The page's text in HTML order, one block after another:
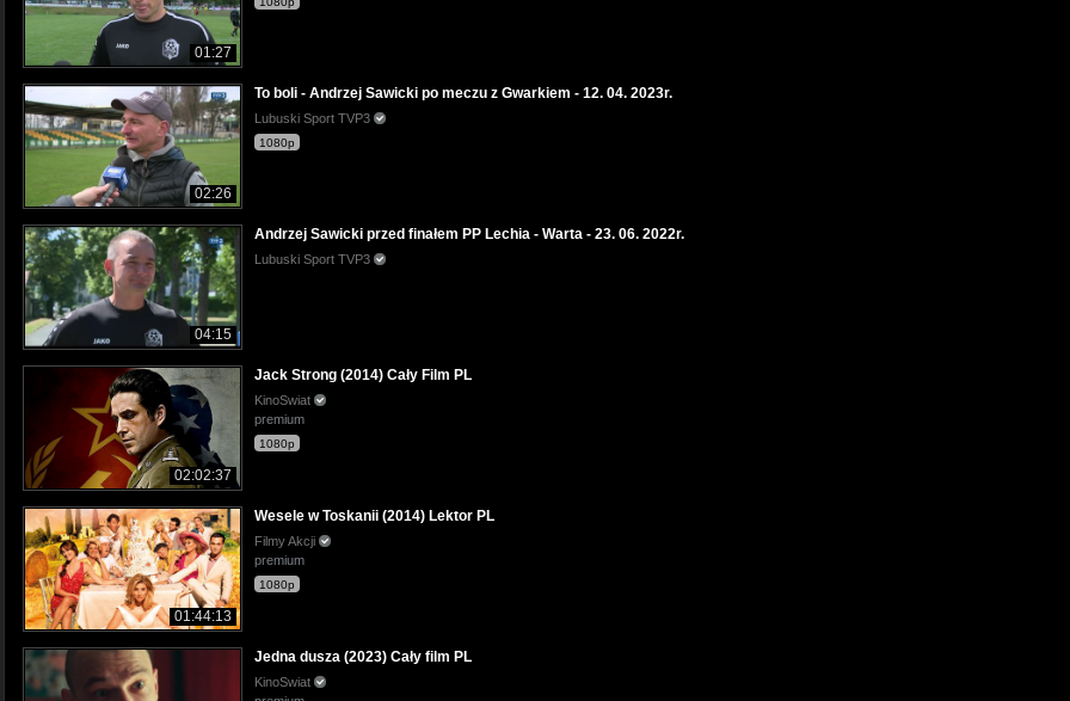
01:27
02:26
To boli - Andrzej Sawicki po meczu z Gwarkiem - 12. 04. 2023r.
Lubuski Sport TVP3
1080p
04:15
Andrzej Sawicki przed finałem PP Lechia - Warta - 23. 06. 2022r.
Lubuski Sport TVP3
02:02:37
Jack Strong (2014) Cały Film PL
KinoSwiat
premium
1080p
01:44:13
Wesele w Toskanii (2014) Lektor PL
Filmy Akcji
premium
1080p
Jedna dusza (2023) Cały film PL
KinoSwiat